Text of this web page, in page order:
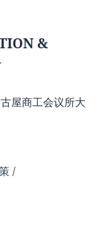
&
屋商工会议所大